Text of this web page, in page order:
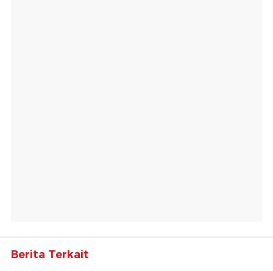
Berita Terkait